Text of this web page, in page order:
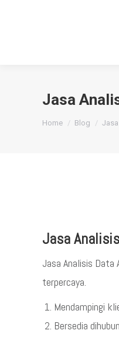
Jasa
You are here:
Home Blog Jasa
Jasa
Jasa Analisis Data
terpercaya.
Mendampingi
Bersedia